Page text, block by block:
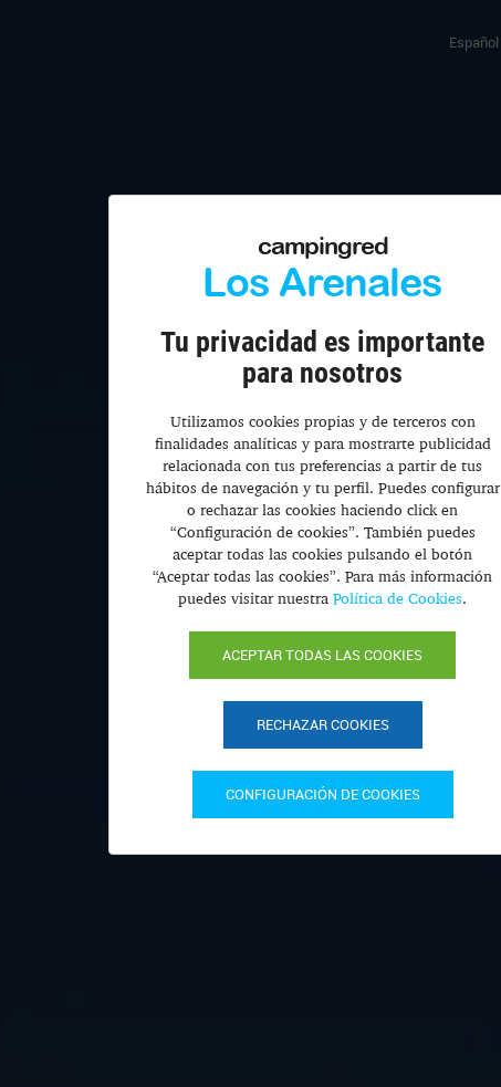
Español
campingred
Los Arenales
Tu privacidad es importante
para nosotros
Utilizamos cookies propias y de terceros con
finalidades analíticas y para mostrarte publicidad
relacionada con tus preferencias a partir de tus
hábitos de navegación y tu perfil. Puedes configurar
o rechazar las cookies haciendo click en
“Configuración de cookies”. También puedes
aceptar todas las cookies pulsando el botón
“Aceptar todas las cookies”. Para más información
puedes visitar nuestraPolítica de Cookies.
ACEPTAR TODAS LAS COOKIES
RECHAZAR COOKIES
CONFIGURACIÓN DE COOKIES